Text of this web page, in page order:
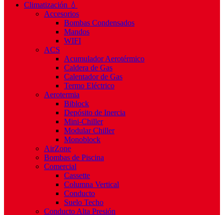
Climatización 💧
Accesorios
Bombas Condensados
Mandos
WIFI
ACS
Acumulador Aerotérmico
Caldera de Gas
Calentador de Gas
Termo Eléctrico
Aerotermia
Biblock
Depósito de Inercia
Mini-Chiller
Modular Chiller
Monoblock
AirZone
Bombas de Piscina
Comercial
Cassette
Columna Vertical
Conducto
Suelo Techo
Conducto Alta Presión